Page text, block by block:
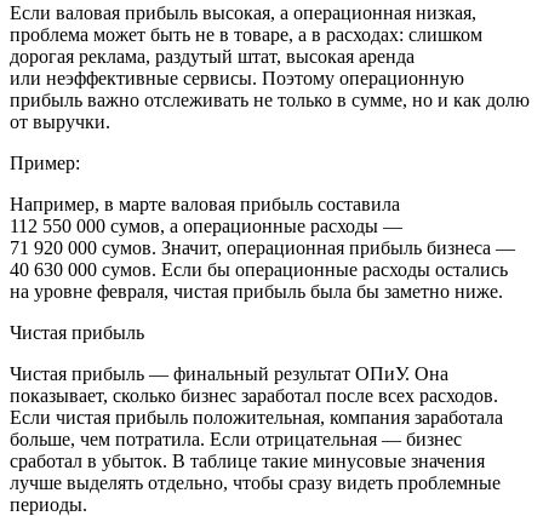
Если валовая прибыль высокая, а операционная низкая,
проблема может быть не в товаре, а в расходах: слишком
дорогая реклама, раздутый штат, высокая аренда
или неэффективные сервисы. Поэтому операционную
прибыль важно отслеживать не только в сумме, но и как долю
от выручки.
Пример:
Например, в марте валовая прибыль составила
112 550 000 сумов, а операционные расходы —
71 920 000 сумов. Значит, операционная прибыль бизнеса —
40 630 000 сумов. Если бы операционные расходы остались
на уровне февраля, чистая прибыль была бы заметно ниже.
Чистая прибыль
Чистая прибыль — финальный результат ОПиУ. Она
показывает, сколько бизнес заработал после всех расходов.
Если чистая прибыль положительная, компания заработала
больше, чем потратила. Если отрицательная — бизнес
сработал в убыток. В таблице такие минусовые значения
лучше выделять отдельно, чтобы сразу видеть проблемные
периоды.